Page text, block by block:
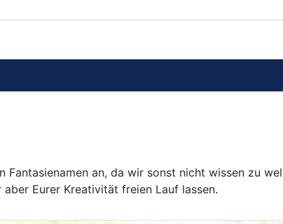
an, da wir sonst nicht wissen zu
Eurer Kreativität freien Lauf lassen.